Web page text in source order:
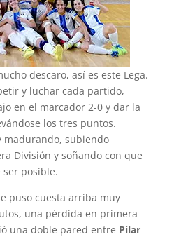
descaro, así es este Lega.
y luchar cada partido,
en el marcador 2-0 y dar la
los tres puntos.
madurando, subiendo
División y soñando con que
posible.
puso cuesta arriba muy
una pérdida en primera
una doble pared entre Pilar